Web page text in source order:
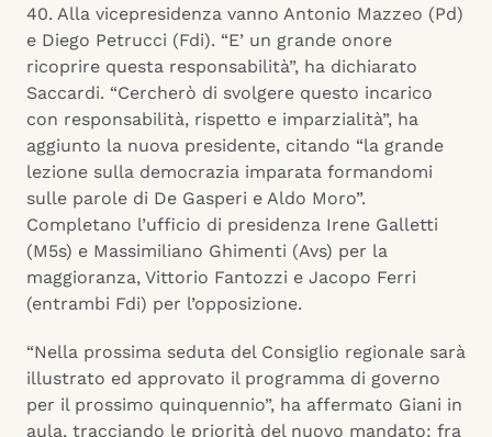
40. Alla vicepresidenza vanno Antonio Mazzeo (Pd)
e Diego Petrucci (Fdi). “E’ un grande onore
ricoprire questa responsabilità”, ha dichiarato
Saccardi. “Cercherò di svolgere questo incarico
con responsabilità, rispetto e imparzialità”, ha
aggiunto la nuova presidente, citando “la grande
lezione sulla democrazia imparata formandomi
sulle parole di De Gasperi e Aldo Moro”.
Completano l’ufficio di presidenza Irene Galletti
(M5s) e Massimiliano Ghimenti (Avs) per la
maggioranza, Vittorio Fantozzi e Jacopo Ferri
(entrambi Fdi) per l’opposizione.
“Nella prossima seduta del Consiglio regionale sarà
illustrato ed approvato il programma di governo
per il prossimo quinquennio”, ha affermato Giani in
aula, tracciando le priorità del nuovo mandato: fra